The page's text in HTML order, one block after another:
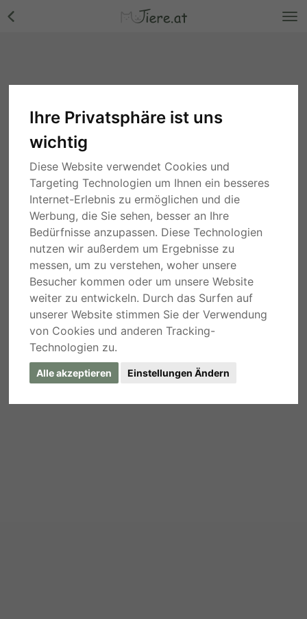
Ihre Privatsphäre ist uns
wichtig
Diese Website verwendet Cookies und
Targeting Technologien um Ihnen ein besseres
Internet-Erlebnis zu ermöglichen und die
Werbung, die Sie sehen, besser an Ihre
Bedürfnisse anzupassen. Diese Technologien
nutzen wir außerdem um Ergebnisse zu
messen, um zu verstehen, woher unsere
Besucher kommen oder um unsere Website
weiter zu entwickeln. Durch das Surfen auf
unserer Website stimmen Sie der Verwendung
von Cookies und anderen Tracking-
Technologien zu.
Alle akzeptieren Einstellungen Ändern